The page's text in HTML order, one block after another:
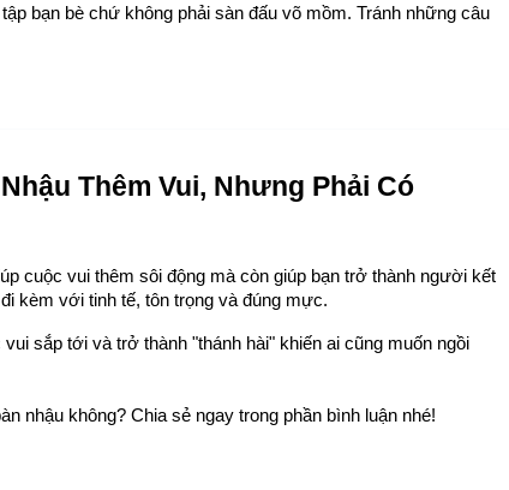
bạn bè chứ không phải sàn đấu võ mồm. Tránh những câu
Thêm Vui, Nhưng Phải Có
cuộc vui thêm sôi động mà còn giúp bạn trở thành người kết
kèm với tinh tế, tôn trọng và đúng mực.
sắp tới và trở thành "thánh hài" khiến ai cũng muốn ngồi
nhậu không? Chia sẻ ngay trong phần bình luận nhé!